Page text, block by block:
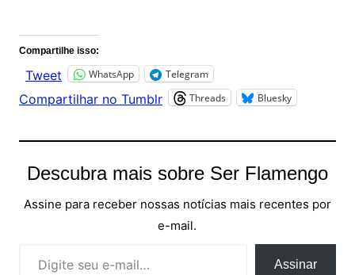
Compartilhe isso:
Tweet WhatsApp Telegram
Compartilhar no Tumblr Threads Bluesky
Descubra mais sobre Ser Flamengo
Assine para receber nossas notícias mais recentes por
e-mail.
Assinar